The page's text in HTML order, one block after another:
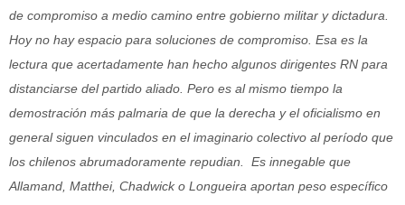
de compromiso a medio camino entre gobierno militar y dictadura.
Hoy no hay espacio para soluciones de compromiso. Esa es la
lectura que acertadamente han hecho algunos dirigentes RN para
distanciarse del partido aliado. Pero es al mismo tiempo la
demostración más palmaria de que la derecha y el oficialismo en
general siguen vinculados en el imaginario colectivo al período que
los chilenos abrumadoramente repudian. Es innegable que
Allamand, Matthei, Chadwick o Longueira aportan peso específico